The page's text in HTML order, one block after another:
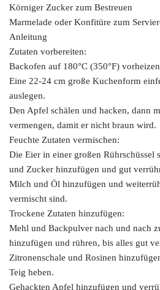
Körniger Zucker zum Bestreuen
Marmelade oder Konfitüre zum
Anleitung
Zutaten vorbereiten:
Backofen auf 180°C (350°F)
Eine 22-24 cm große Kuchenform
auslegen.
Den Apfel schälen und hacken, dann
vermengen, damit er nicht braun wird.
Feuchte Zutaten vermischen:
Die Eier in einer großen Rührschüssel
und Zucker hinzufügen und gut
Milch und Öl hinzufügen und
vermischt sind.
Trockene Zutaten hinzufügen:
Mehl und Backpulver nach und nach
hinzufügen und rühren, bis alles gut
Zitronenschale und Rosinen
Teig heben.
Gehackten Apfel hinzufügen und